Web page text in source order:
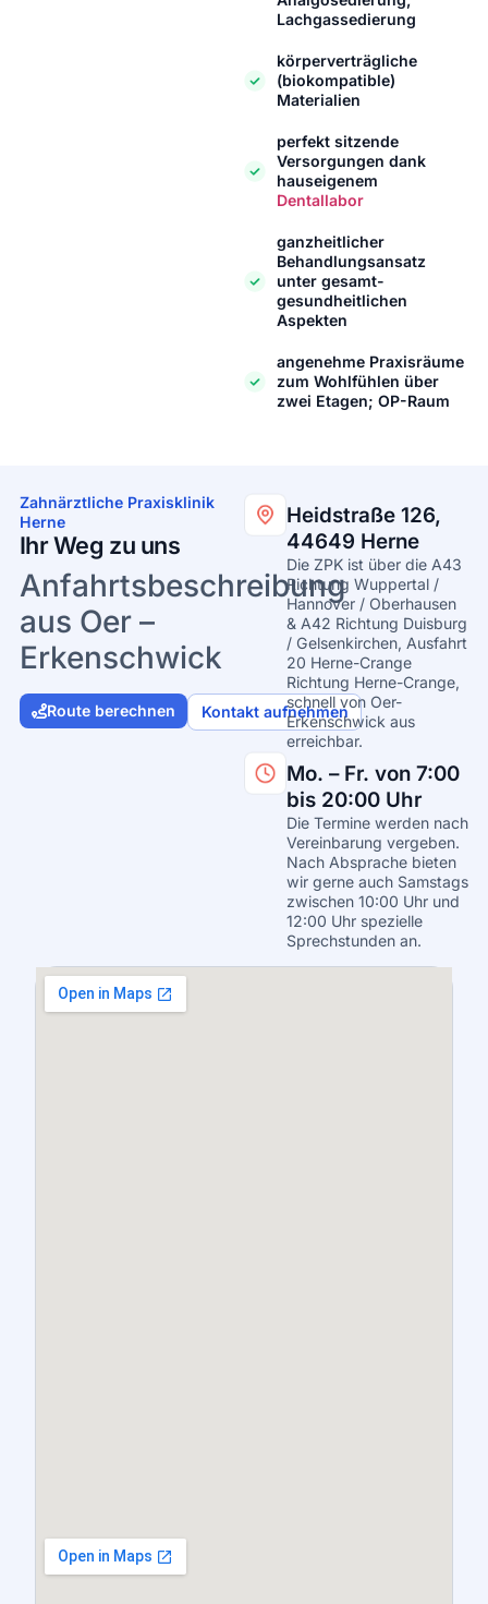
Lachgassedierung
körperverträgliche
(biokompatible)
Materialien
perfekt sitzende
Versorgungen dank
hauseigenem
Dentallabor
ganzheitlicher
Behandlungsansatz
unter gesamt-
gesundheitlichen
Aspekten
angenehme Praxisräume
zum Wohlfühlen über
zwei Etagen; OP-Raum
Zahnärztliche Praxisklinik
Herne
Ihr Weg zu uns
Anfahrtsbeschreibung
aus Oer –
Erkenschwick
Route berechnen Kontakt aufnehmen
Heidstraße 126,
44649 Herne
Die ZPK ist über die A43
Richtung Wuppertal /
Hannover / Oberhausen
& A42 Richtung Duisburg
/ Gelsenkirchen, Ausfahrt
20 Herne-Crange
Richtung Herne-Crange,
schnell von Oer-
Erkenschwick aus
erreichbar.
Mo. – Fr. von 7:00
bis 20:00 Uhr
Die Termine werden nach
Vereinbarung vergeben.
Nach Absprache bieten
wir gerne auch Samstags
zwischen 10:00 Uhr und
12:00 Uhr spezielle
Sprechstunden an.